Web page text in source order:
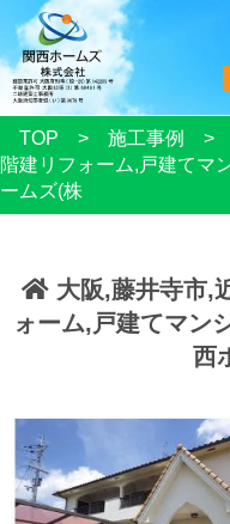
TOP 施工事例
階建リフォーム,戸建てマ
ームズ(株
大阪,藤井寺市,
ォーム,戸建てマン
西